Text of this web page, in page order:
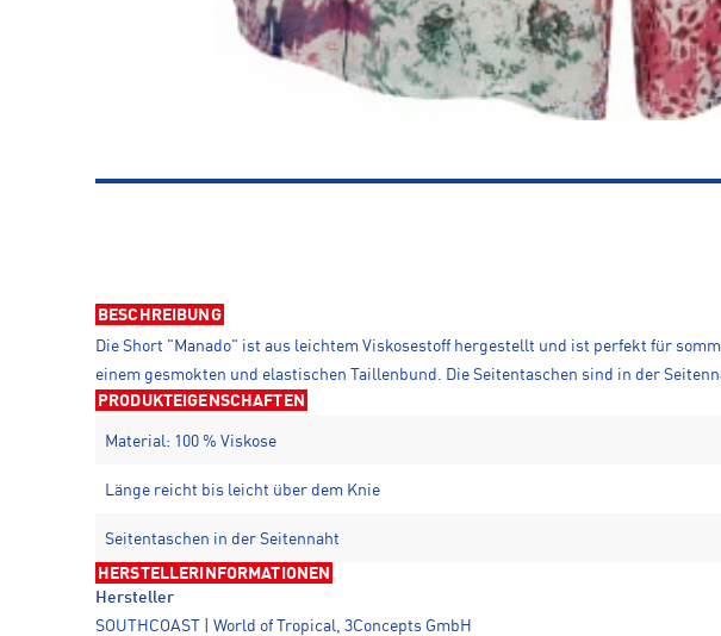
BESCHREIBUNG
Die Short "Manado" ist aus leichtem Viskosestoff hergestellt und ist perfekt für
einem gesmokten und elastischen Taillenbund. Die Seitentaschen sind in der
PRODUKTEIGENSCHAFTEN
Material: 100 % Viskose
Länge reicht bis leicht über dem Knie
Seitentaschen in der Seitennaht
HERSTELLERINFORMATIONEN
Hersteller
SOUTHCOAST | World of Tropical, 3Concepts GmbH